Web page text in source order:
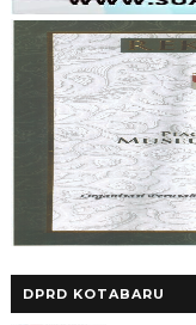
DPRD KOTABARU